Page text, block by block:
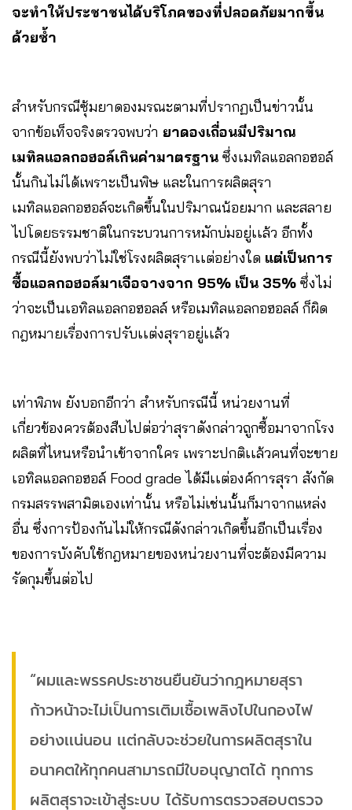
จะทำให้ประชาชนได้บริโภคของที่ปลอดภัยมากขึ้น
ด้วยซ้ำ
สำหรับกรณีซุ้มยาดองมรณะตามที่ปรากฏเป็นข่าวนั้น
จากข้อเท็จจริงตรวจพบว่า ยาดองเถื่อนมีปริมาณ
เมทิลแอลกอฮอล์เกินค่ามาตรฐาน ซึ่งเมทิลแอลกอฮอล์
นั้นกินไม่ได้เพราะเป็นพิษ และในการผลิตสุรา
เมทิลแอลกอฮอล์จะเกิดขึ้นในปริมาณน้อยมาก และสลาย
ไปโดยธรรมชาติในกระบวนการหมักบ่มอยู่เเล้ว อีกทั้ง
กรณีนี้ยังพบว่าไม่ใช่โรงผลิตสุราเเต่อย่างใด แต่เป็นการ
ซื้อแอลกอฮอล์มาเจือจางจาก 95% เป็น 35% ซึ่งไม่
ว่าจะเป็นเอทิลแอลกอฮอลล์ หรือเมทิลแอลกอฮอลล์ ก็ผิด
กฎหมายเรื่องการปรับเเต่งสุราอยู่เเล้ว
เท่าพิภพ ยังบอกอีกว่า สำหรับกรณีนี้ หน่วยงานที่
เกี่ยวข้องควรต้องสืบไปต่อว่าสุราดังกล่าวถูกซื้อมาจากโรง
ผลิตที่ไหนหรือนำเข้าจากใคร เพราะปกติเเล้วคนที่จะขาย
เอทิลแอลกอฮอล์ Food grade ได้มีเเต่องค์การสุรา สังกัด
กรมสรรพสามิตเองเท่านั้น หรือไม่เช่นนั้นก็มาจากแหล่ง
อื่น ซึ่งการป้องกันไม่ให้กรณีดังกล่าวเกิดขึ้นอีกเป็นเรื่อง
ของการบังคับใช้กฎหมายของหน่วยงานที่จะต้องมีความ
รัดกุมขึ้นต่อไป
“ผมและพรรคประชาชนยืนยันว่ากฎหมายสุรา
ก้าวหน้าจะไม่เป็นการเติมเชื้อเพลิงไปในกองไฟ
อย่างเเน่นอน เเต่กลับจะช่วยในการผลิตสุราใน
อนาคตให้ทุกคนสามารถมีใบอนุญาตได้ ทุกการ
ผลิตสุราจะเข้าสู่ระบบ ได้รับการตรวจสอบตรวจ